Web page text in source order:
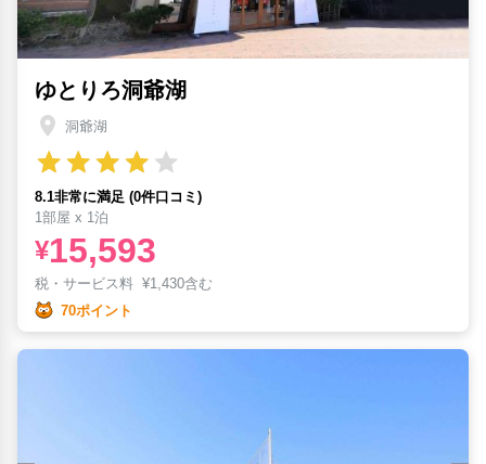
ゆとりろ洞爺湖
洞爺湖
8.1非常に満足 (0件口コミ)
1部屋 x 1泊
¥15,593
税・サービス料 ¥1,430含む
70ポイント